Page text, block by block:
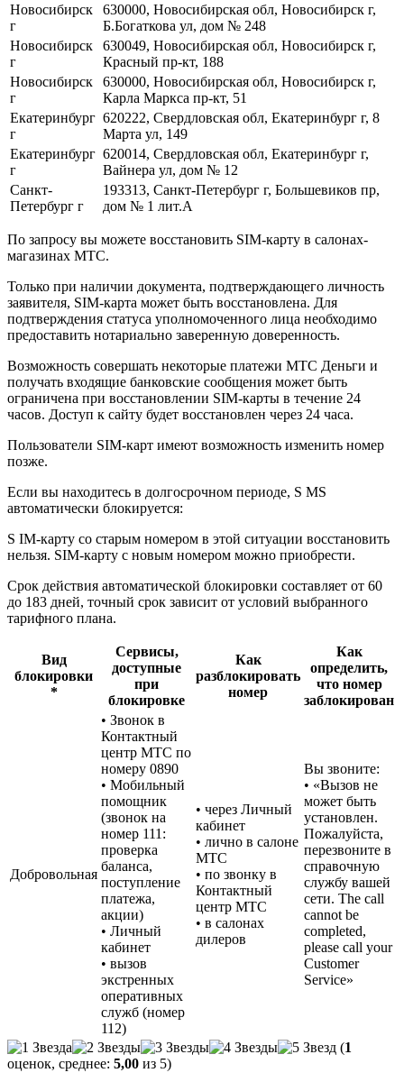
Новосибирск
г
630000, Новосибирская обл, Новосибирск г,
Б.Богаткова ул, дом № 248
Новосибирск
г
630049, Новосибирская обл, Новосибирск г,
Красный пр-кт, 188
Новосибирск
г
630000, Новосибирская обл, Новосибирск г,
Карла Маркса пр-кт, 51
Екатеринбург
г
620222, Свердловская обл, Екатеринбург г, 8
Марта ул, 149
Екатеринбург
г
620014, Свердловская обл, Екатеринбург г,
Вайнера ул, дом № 12
Санкт-
Петербург г
193313, Санкт-Петербург г, Большевиков пр,
дом № 1 лит.А
По запросу вы можете восстановить SIM-карту в салонах-
магазинах МТС.
Только при наличии документа, подтверждающего личность
заявителя, SIM-карта может быть восстановлена. Для
подтверждения статуса уполномоченного лица необходимо
предоставить нотариально заверенную доверенность.
Возможность совершать некоторые платежи МТС Деньги и
получать входящие банковские сообщения может быть
ограничена при восстановлении SIM-карты в течение 24
часов. Доступ к сайту будет восстановлен через 24 часа.
Пользователи SIM-карт имеют возможность изменить номер
позже.
Если вы находитесь в долгосрочном периоде, S MS
автоматически блокируется:
S IM-карту со старым номером в этой ситуации восстановить
нельзя. SIM-карту с новым номером можно приобрести.
Срок действия автоматической блокировки составляет от 60
до 183 дней, точный срок зависит от условий выбранного
тарифного плана.
Вид
блокировки
*
Сервисы,
доступные
при
блокировке
Как
разблокировать
номер
Как
определить,
что номер
заблокирован
Добровольная
• Звонок в
Контактный
центр МТС по
номеру 0890
• Мобильный
помощник
(звонок на
номер 111:
проверка
баланса,
поступление
платежа,
акции)
• Личный
кабинет
• вызов
экстренных
оперативных
служб (номер
112)
• через Личный
кабинет
• лично в cалоне
МТС
• по звонку в
Контактный
центр МТС
• в салонах
дилеров
Вы звоните:
• «Вызов не
может быть
установлен.
Пожалуйста,
перезвоните в
справочную
службу вашей
сети. The call
cannot be
completed,
please call your
Customer
Service»
(1
оценок, среднее: 5,00 из 5)